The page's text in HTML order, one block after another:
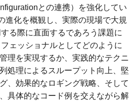
との連携）を強化してい
進化を概観し、実際の現場で大規
る際に直面するであろう課題に
ェッショナルとしてどのように
理を実現するか、実践的なテクニ
処理によるスループット向上、堅
、効果的なロギング戦略、そして
具体的なコード例を交えながら解